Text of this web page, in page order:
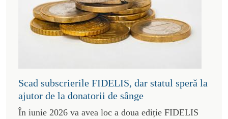
Scad subscrierile FIDELIS, dar statul speră la
ajutor de la donatorii de sânge
În iunie 2026 va avea loc a doua ediție FIDELIS